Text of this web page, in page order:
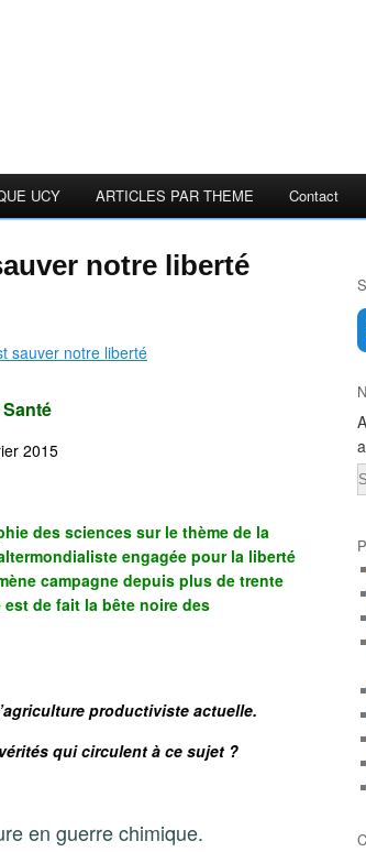
UCY ARTICLES PAR THEME Contact
notre liberté
2015
des sciences sur le thème de la
engagée pour la liberté
campagne depuis plus de trente
de fait la bête noire des
productiviste actuelle.
qui circulent à ce sujet ?
en guerre chimique.